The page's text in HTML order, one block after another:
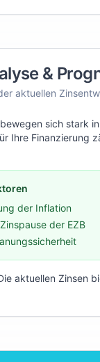
&
aktuellen
sich stark
Ihre Finanzierung
der Inflation
der EZB
aktuellen Zinsen